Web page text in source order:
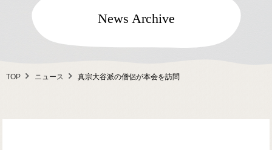
News Archive
TOP ニュース 真宗大谷派の僧侶が本会を訪問